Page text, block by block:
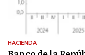
HACIENDA